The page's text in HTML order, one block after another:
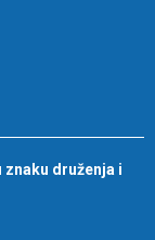
druženja i